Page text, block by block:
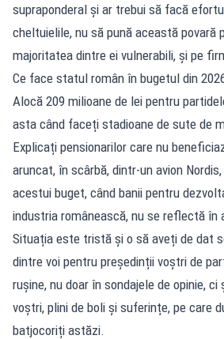
supraponderal și ar trebui să facă
cheltuielile, nu să pună această povară
majoritatea dintre ei vulnerabili, și pe
Ce face statul român în bugetul din
Alocă 209 milioane de lei pentru
asta când faceți stadioane de sute de
Explicați pensionarilor care nu
aruncat, în scârbă, dintr-un avion
acestui buget, când banii pentru
industria românească, nu se reflectă în
Situația este tristă și o să aveți de dat
dintre voi pentru președinții voștri de
rușine, nu doar în sondajele de opinie,
voștri, plini de boli și suferințe, pe care
batjocoriți astăzi.